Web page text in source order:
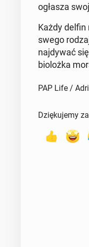
ogłasza
Każdy
swego
naj­dy­wać
bio­loż­ka
PAP Life /
Dziękujemy